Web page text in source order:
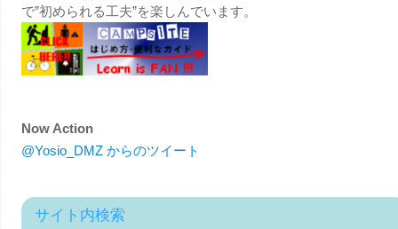
で”初められる工夫”を楽しんでいます。
Now Action
@Yosio_DMZ からのツイート
サイト内検索